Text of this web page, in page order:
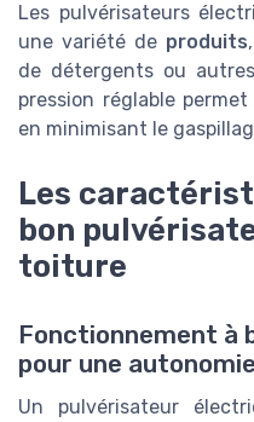
Les pulvérisateurs
une variété de produits
de détergents ou
pression réglable
en minimisant le
Les
bon
toiture
Fonctionnement à
pour une
Un pulvérisateur